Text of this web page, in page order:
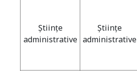
Ştiinţe
administrative
Ştiinţe
administrative